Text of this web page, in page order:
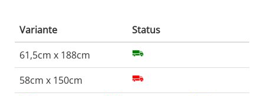
Variante
Status
61,5cm x 188cm
58cm x 150cm